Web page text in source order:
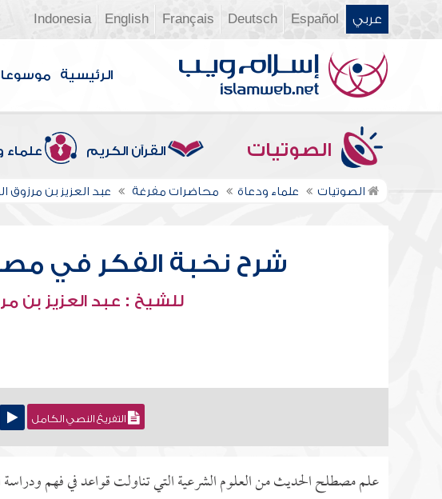
عربي Español
Deutsch
Français
English
Indonesia
الرئيسية
الصوتيات القرآن الكريم علماء
الصوتيات علماء ودعاة محاضرات مفرغة عبد العزيز بن مرزوق
شرح نخبة الفكر في
للشيخ : عبد العزيز بن
التفريغ النصي الكامل
علم مصطلح الحديث من العلوم الشرعية التي تناولت قواعد في فهم ودراسة